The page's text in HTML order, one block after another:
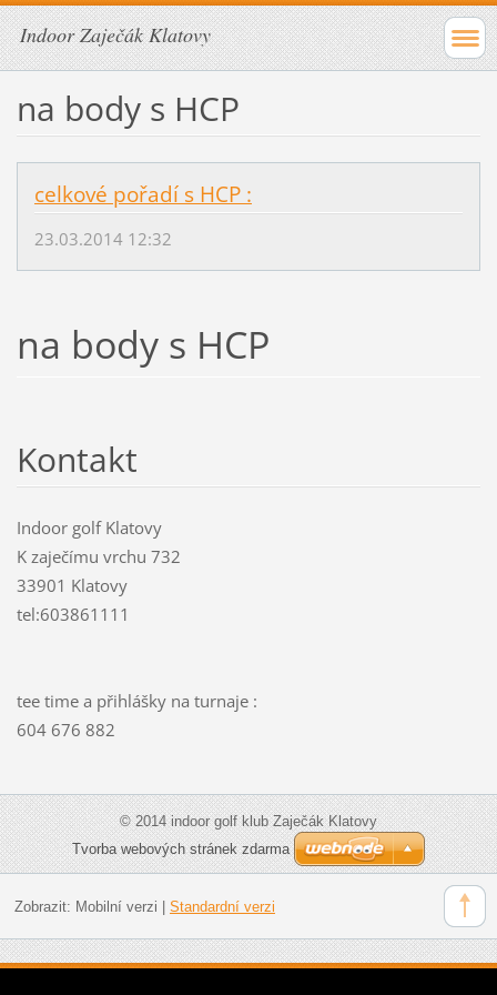
Indoor Zaječák Klatovy
na body s HCP
celkové pořadí s HCP :
23.03.2014 12:32
na body s HCP
Kontakt
Indoor golf Klatovy
K zaječímu vrchu 732
33901 Klatovy
tel:603861111
tee time a přihlášky na turnaje :
604 676 882
© 2014 indoor golf klub Zaječák Klatovy
Tvorba webových stránek zdarma
Zobrazit: Mobilní verzi Standardní verzi